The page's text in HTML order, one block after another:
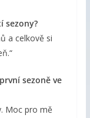
sezony?
a celkově si
sezoně ve
Moc pro mě